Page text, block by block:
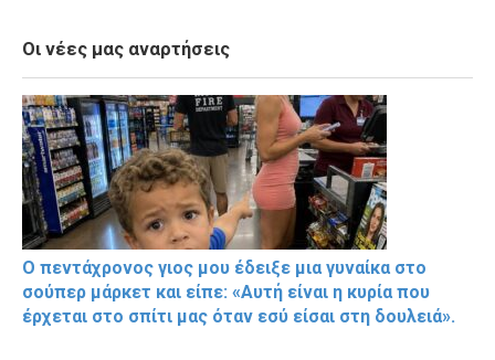
Οι νέες μας αναρτήσεις
Ο πεντάχρονος γιος μου έδειξε μια γυναίκα στο
σούπερ μάρκετ και είπε: «Αυτή είναι η κυρία που
έρχεται στο σπίτι μας όταν εσύ είσαι στη δουλειά».